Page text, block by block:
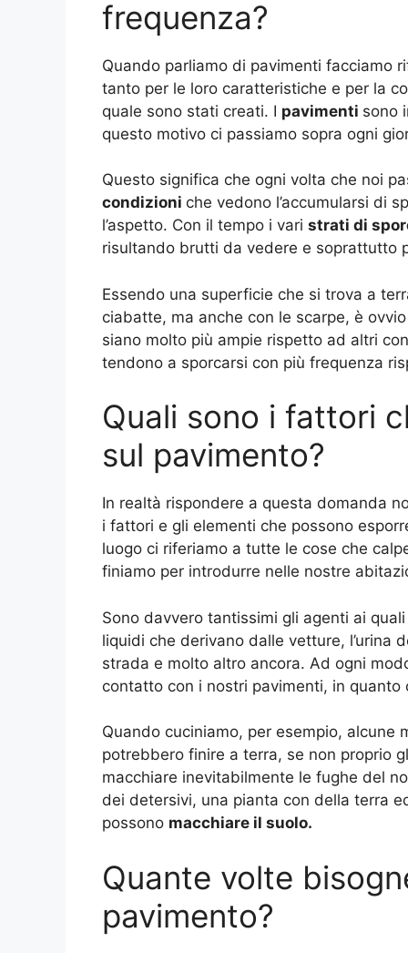
frequenza?
Quando parliamo di pavimenti facciamo
tanto per le loro caratteristiche e per la
quale sono stati creati. I pavimenti sono
questo motivo ci passiamo sopra ogni
Questo significa che ogni volta che noi
condizioni che vedono l’accumularsi di
l’aspetto. Con il tempo i vari strati di
risultando brutti da vedere e soprattutto
Essendo una superficie che si trova a
ciabatte, ma anche con le scarpe, è
siano molto più ampie rispetto ad altri
tendono a sporcarsi con più frequenza
Quali sono i fattori
sul pavimento?
In realtà rispondere a questa domanda
i fattori e gli elementi che possono
luogo ci riferiamo a tutte le cose che
finiamo per introdurre nelle nostre
Sono davvero tantissimi gli agenti ai
liquidi che derivano dalle vetture, l’urina
strada e molto altro ancora. Ad ogni
contatto con i nostri pavimenti, in quanto
Quando cuciniamo, per esempio,
potrebbero finire a terra, se non proprio
macchiare inevitabilmente le fughe del
dei detersivi, una pianta con della terra
possono macchiare il suolo.
Quante volte
pavimento?